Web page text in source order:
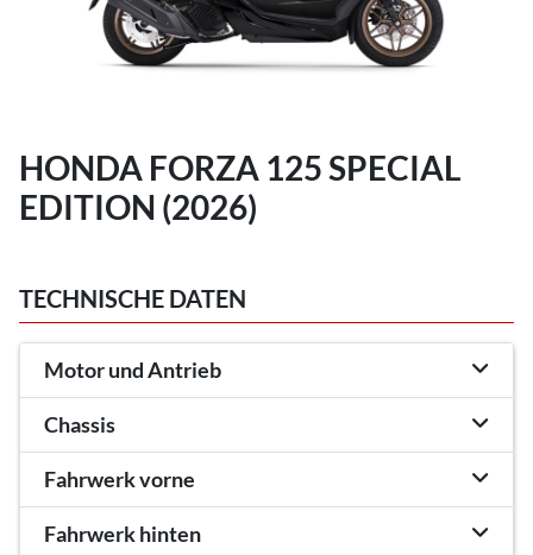
HONDA FORZA 125 SPECIAL
EDITION (2026)
TECHNISCHE DATEN
Motor und Antrieb
Chassis
Fahrwerk vorne
Fahrwerk hinten